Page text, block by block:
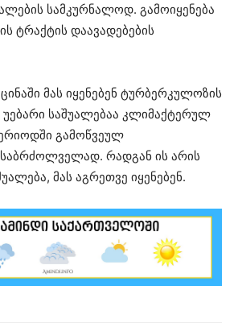
სამკურნალოდ. გამოიყენება
ტრაქტის დაავადებების
მას იყენებენ ტურბერკულოზის
საშუალებაა კლიმაქტერულ
გამოწვეულ
საბრძოლველად. რადგან ის არის
მას აგრეთვე იყენებენ.